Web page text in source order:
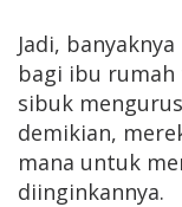
Jadi,
bagi ibu rumah
sibuk
demikian,
mana untuk
diinginkannya.